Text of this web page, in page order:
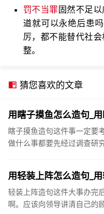
罚不当罪 固然不足
道就可以永绝后患
厉，都不能替代社
整。
猜您喜欢的文章
用瞎子摸鱼怎么造句_
瞎子摸鱼造句这件事一定要
做什么事都要先经过调查研
用轻装上阵怎么造句_
轻装上阵造句这件大事办完
啊。应该向领导讲清自己的